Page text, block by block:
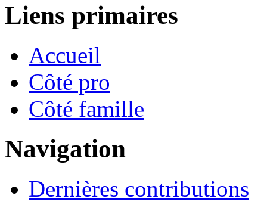
Liens primaires
Accueil
Côté pro
Côté famille
Navigation
Dernières contributions